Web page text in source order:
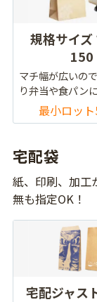
規格サイズ
150
マチ幅が広いの
り弁当や食パン
最小ロッ
宅配袋
紙、印刷、加工
無も指定OK！
宅配ジャス